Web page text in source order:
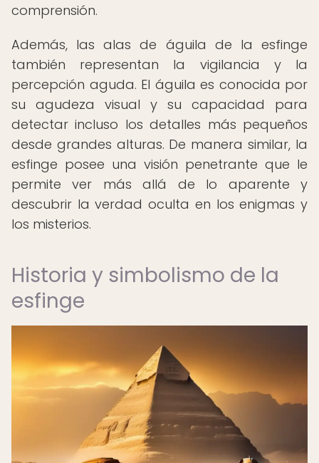
comprensión.
Además, las alas de águila de la esfinge
también representan la vigilancia y la
percepción aguda. El águila es conocida por
su agudeza visual y su capacidad para
detectar incluso los detalles más pequeños
desde grandes alturas. De manera similar, la
esfinge posee una visión penetrante que le
permite ver más allá de lo aparente y
descubrir la verdad oculta en los enigmas y
los misterios.
Historia y simbolismo de la
esfinge